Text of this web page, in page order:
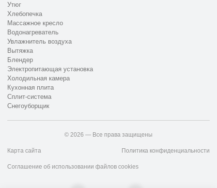
Утюг
Хлебопечка
Массажное кресло
Водонагреватель
Увлажнитель воздуха
Вытяжка
Блендер
Электропитающая установка
Холодильная камера
Кухонная плита
Сплит-система
Снегоуборщик
© 2026 — Все права защищены
Карта сайта Политика конфиденциальности
Соглашение об использовании файлов cookies